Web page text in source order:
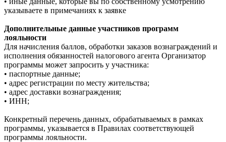
указываете в примечаниях к заявке
Дополнительные данные участников программ
лояльности
Для начисления баллов, обработки заказов вознаграждений и
исполнения обязанностей налогового агента Организатор
программы может запросить у участника:
• паспортные данные;
• адрес регистрации по месту жительства;
• адрес доставки вознаграждения;
• ИНН;
Конкретный перечень данных, обрабатываемых в рамках
программы, указывается в Правилах соответствующей
программы лояльности.